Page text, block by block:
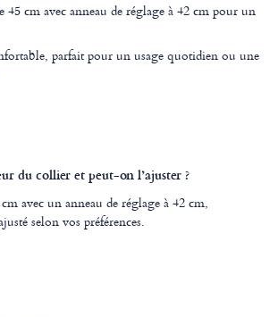
45 cm avec anneau de réglage à 42 cm pour un
parfait pour un usage quotidien ou une
du collier et peut-on l’ajuster ?
avec un anneau de réglage à 42 cm,
selon vos préférences.